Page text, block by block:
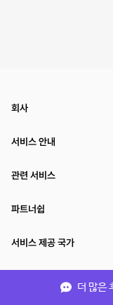
더 많은
회사
서비스 안내
관련 서비스
파트너쉽
서비스 제공 국가
(주)NSPACE 사업자정보